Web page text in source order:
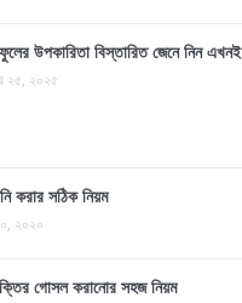
উপকারিতা বিস্তারিত জেনে নিন এখনই
২৫, ২০২৫
করার সঠিক নিয়ম
২০২০
গোসল করানোর সহজ নিয়ম